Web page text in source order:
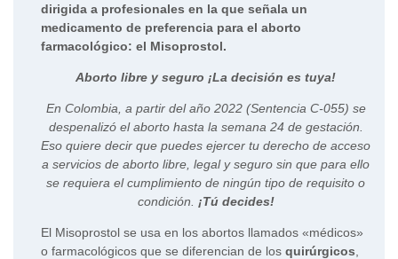
dirigida a profesionales en la que señala un
medicamento de preferencia para el aborto
farmacológico: el Misoprostol.
Aborto libre y seguro ¡La decisión es tuya!
En Colombia, a partir del año 2022 (Sentencia C-055) se
despenalizó el aborto hasta la semana 24 de gestación.
Eso quiere decir que puedes ejercer tu derecho de acceso
a servicios de aborto libre, legal y seguro sin que para ello
se requiera el cumplimiento de ningún tipo de requisito o
condición. ¡Tú decides!
El Misoprostol se usa en los abortos llamados «médicos»
o farmacológicos que se diferencian de los quirúrgicos